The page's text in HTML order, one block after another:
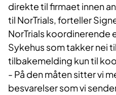
direkte til firmaet innen
til NorTrials, forteller
NorTrials koordinerende
Sykehus som takker nei
tilbakemelding kun til
- På den måten sitter vi
besvarelser som vi